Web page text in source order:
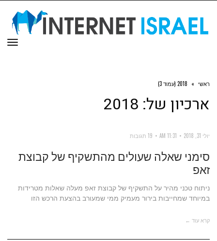
ראשי » 2018 (עמוד 3)
ארכיון של: 2018
יולי 31, 2018 11:31 AM 19 תגובות
סימני שאלה שעולים מהתשקיף של קבוצת
זאפ
ניתוח טכני מהיר על התשקיף של קבוצת זאפ מעלה שאלות מטרידות
במיוחד שמחייבות בירור מעמיק ממי שמעורב בהצעת הרכש הזו
קרא עוד ←